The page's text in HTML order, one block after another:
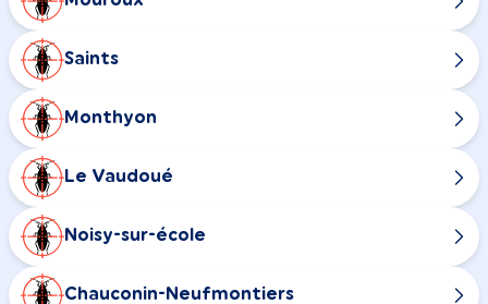
Saints
Monthyon
Le Vaudoué
Noisy-sur-école
Chauconin-Neufmontiers